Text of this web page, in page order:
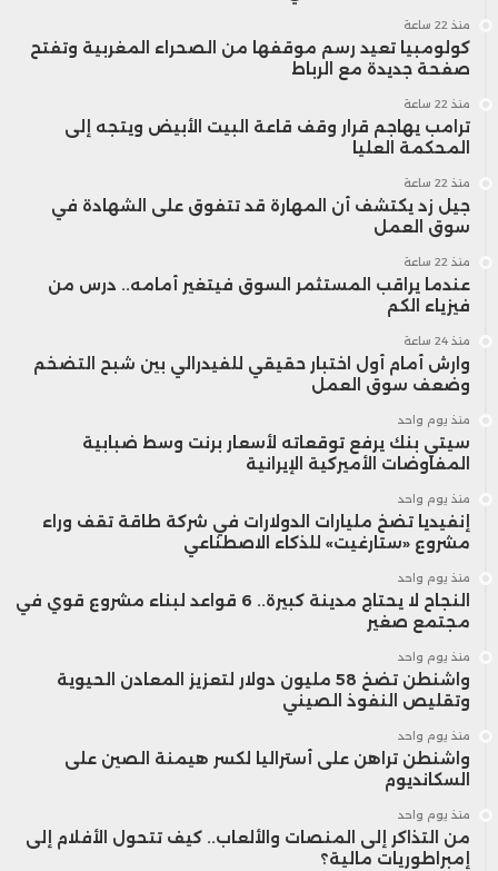
منذ 22 ساعة
كولومبيا تعيد رسم موقفها من الصحراء المغربية وتفتح
صفحة جديدة مع الرباط
منذ 22 ساعة
ترامب يهاجم قرار وقف قاعة البيت الأبيض ويتجه إلى
المحكمة العليا
منذ 22 ساعة
جيل زد يكتشف أن المهارة قد تتفوق على الشهادة في
سوق العمل
منذ 22 ساعة
عندما يراقب المستثمر السوق فيتغير أمامه.. درس من
فيزياء الكم
منذ 24 ساعة
وارش أمام أول اختبار حقيقي للفيدرالي بين شبح التضخم
وضعف سوق العمل
منذ يوم واحد
سيتي بنك يرفع توقعاته لأسعار برنت وسط ضبابية
المفاوضات الأميركية الإيرانية
منذ يوم واحد
إنفيديا تضخ مليارات الدولارات في شركة طاقة تقف وراء
مشروع «ستارغيت» للذكاء الاصطناعي
منذ يوم واحد
النجاح لا يحتاج مدينة كبيرة.. 6 قواعد لبناء مشروع قوي في
مجتمع صغير
منذ يوم واحد
واشنطن تضخ 58 مليون دولار لتعزيز المعادن الحيوية
وتقليص النفوذ الصيني
منذ يوم واحد
واشنطن تراهن على أستراليا لكسر هيمنة الصين على
السكانديوم
منذ يوم واحد
من التذاكر إلى المنصات والألعاب.. كيف تتحول الأفلام إلى
إمبراطوريات مالية؟